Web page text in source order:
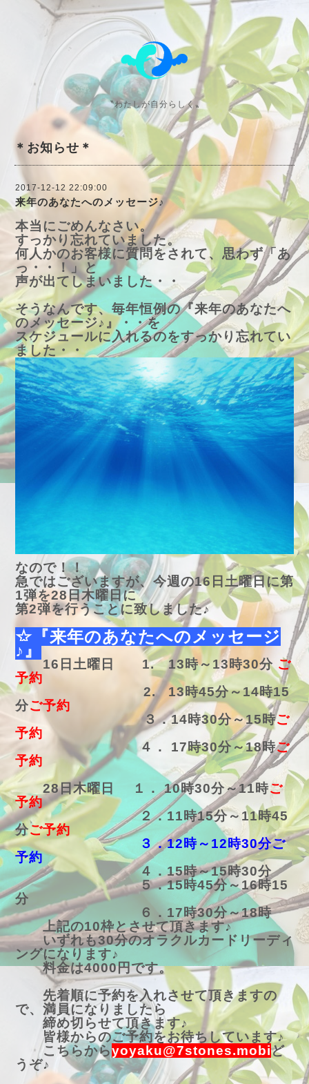
〝わたしが自分らしく〟
＊お知らせ＊
2017-12-12 22:09:00
来年のあなたへのメッセージ♪
本当にごめんなさい。
すっかり忘れていました。
何人かのお客様に質問をされて、思わず「あ
っ・・！」と
声が出てしまいました・・
そうなんです、毎年恒例の『来年のあなたへ
のメッセージ♪』・・を
スケジュールに入れるのをすっかり忘れてい
ました・・
なので！！
急ではございますが、今週の16日土曜日に第
1弾を28日木曜日に
第2弾を行うことに致しました♪
☆『来年のあなたへのメッセージ
♪』
16日土曜日 1. 13時～13時30分 ご
予約
2. 13時45分～14時15
分ご予約
３．14時30分～15時ご
予約
４． 17時30分～18時ご
予約
28日木曜日 １． 10時30分～11時ご
予約
２．11時15分～11時45
分ご予約
３．12時～12時30分ご
予約
４．15時～15時30分
５．15時45分～16時15
分
６．17時30分～18時
上記の10枠とさせて頂きます♪
いずれも30分のオラクルカードリーディ
ングになります♪
料金は4000円です。
先着順に予約を入れさせて頂きますの
で、満員になりましたら
締め切らせて頂きます♪
皆様からのご予約をお待ちしています♪
こちらからyoyaku@7stones.mobiど
うぞ♪